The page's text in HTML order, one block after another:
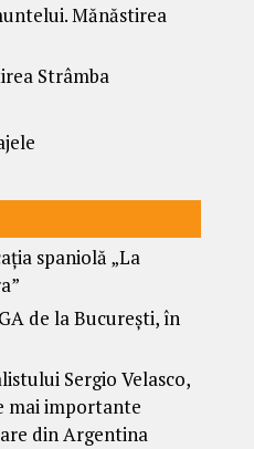
Mănăstirea
Strâmba
spaniolă „La
de la București, în
Sergio Velasco,
mai importante
din Argentina